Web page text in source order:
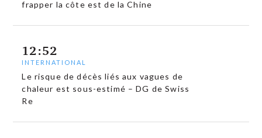
frapper la côte est de la Chine
12:52
INTERNATIONAL
Le risque de décès liés aux vagues de
chaleur est sous-estimé – DG de Swiss
Re